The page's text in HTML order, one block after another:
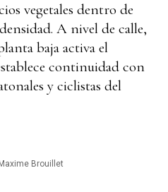
vegetales dentro de
A nivel de calle,
baja activa el
continuidad con
y ciclistas del
Brouillet